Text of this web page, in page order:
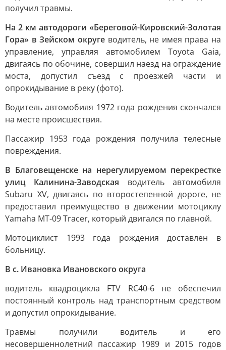
получил травмы.
На 2 км автодороги «Береговой-Кировский-Золотая
Гора» в Зейском округеводитель, не имея права на
управление, управляя автомобилем Toyota Gaia,
двигаясь по обочине, совершил наезд на ограждение
моста, допустил съезд с проезжей части и
опрокидывание в реку (фото).
Водитель автомобиля 1972 года рождения скончался
на месте происшествия.
Пассажир 1953 года рождения получила телесные
повреждения.
В Благовещенске на нерегулируемом перекрестке
улиц Калинина-Заводская водитель автомобиля
Subaru XV, двигаясь по второстепенной дороге, не
предоставил преимущество в движении мотоциклу
Yamaha MT-09 Tracer, который двигался по главной.
Мотоциклист 1993 года рождения доставлен в
больницу.
В с. Ивановка Ивановского округа
водитель квадроцикла FTV RC40-6 не обеспечил
постоянный контроль над транспортным средством
и допустил опрокидывание.
Травмы получили водитель и его
несовершеннолетний пассажир 1989 и 2015 годов